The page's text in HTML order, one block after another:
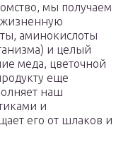
мы получаем
аминокислоты
и целый
меда, цветочной
еще
наш
и
его от шлаков и